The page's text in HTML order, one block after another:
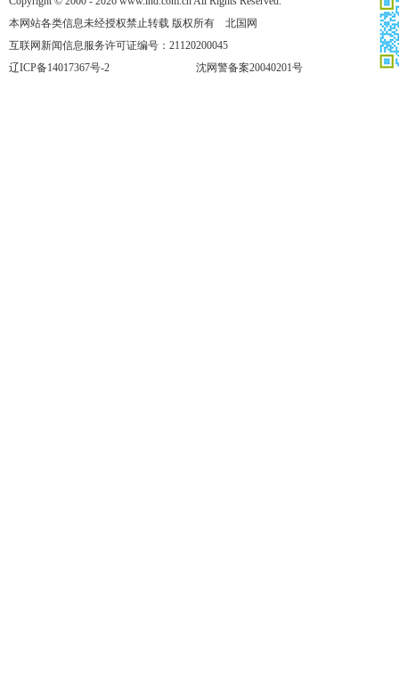
本网站各类信息未经授权禁止转载 版权所有 北国网
互联网新闻信息服务许可证编号：21120200045
辽ICP备14017367号-2
沈网警备案20040201号